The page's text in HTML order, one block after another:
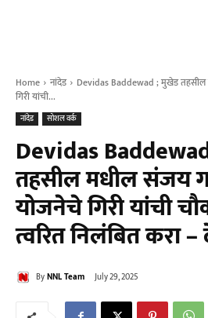
Home नांदेड
Devidas Baddewad ; मुखेड तहसील
गिरी यांची...
नांदेड सोशल वर्क
Devidas
तहसील मधील संजय
योजनेचे गिरी यांची
त्वरित निलंबित करा –
ByNNL Team July 29, 2025